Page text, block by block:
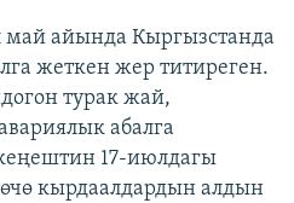
айында Кыргызстанда
жеткен жер титиреген.
турак жай,
абалга
17-июлдагы
кырдаалдардын алдын